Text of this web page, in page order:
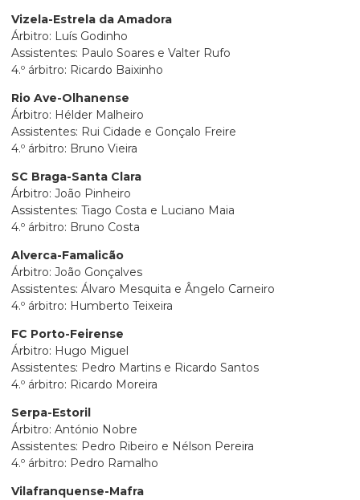
Vizela-Estrela da Amadora
Árbitro: Luís Godinho
Assistentes: Paulo Soares e Valter Rufo
4.º árbitro: Ricardo Baixinho
Rio Ave-Olhanense
Árbitro: Hélder Malheiro
Assistentes: Rui Cidade e Gonçalo Freire
4.º árbitro: Bruno Vieira
SC Braga-Santa Clara
Árbitro: João Pinheiro
Assistentes: Tiago Costa e Luciano Maia
4.º árbitro: Bruno Costa
Alverca-Famalicão
Árbitro: João Gonçalves
Assistentes: Álvaro Mesquita e Ângelo Carneiro
4.º árbitro: Humberto Teixeira
FC Porto-Feirense
Árbitro: Hugo Miguel
Assistentes: Pedro Martins e Ricardo Santos
4.º árbitro: Ricardo Moreira
Serpa-Estoril
Árbitro: António Nobre
Assistentes: Pedro Ribeiro e Nélson Pereira
4.º árbitro: Pedro Ramalho
Vilafranquense-Mafra